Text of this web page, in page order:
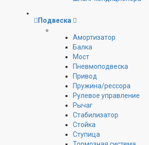
Подвеска
Амортизатор
Балка
Мост
Пневмоподвеска
Привод
Пружина/рессора
Рулевое управление
Рычаг
Стабилизатор
Стойка
Ступица